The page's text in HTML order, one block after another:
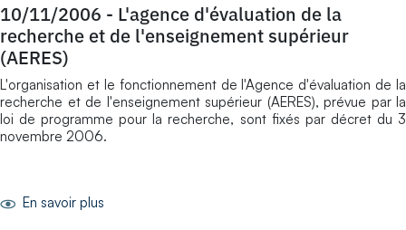
10/11/2006 - L'agence d'évaluation de la
recherche et de l'enseignement supérieur
(AERES)
L'organisation et le fonctionnement de l'Agence d'évaluation de la
recherche et de l'enseignement supérieur (AERES), prévue par la
loi de programme pour la recherche, sont fixés par décret du 3
novembre 2006.
En savoir plus